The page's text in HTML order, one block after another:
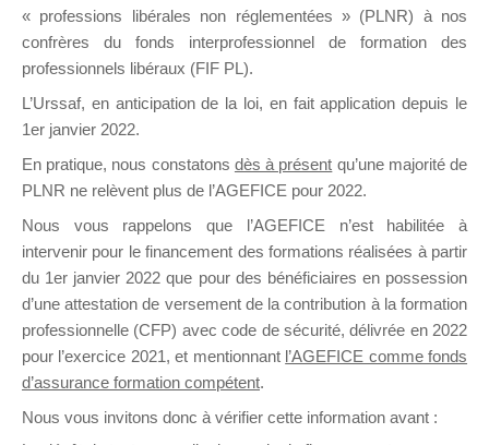
DE
Groupe Public
il y a 2 minutes
Ce groupe est destiné aux Organismes de
« professions libérales non réglementées » (PLNR) à nos
confrères du fonds interprofessionnel de formation des
professionnels libéraux (FIF PL).
L’Urssaf, en anticipation de la loi, en fait application depuis le
1er janvier 2022.
En pratique, nous constatons dès à présent qu’une majorité de
PLNR ne relèvent plus de l’AGEFICE pour 2022.
Nous vous rappelons que l’AGEFICE n’est habilitée à
intervenir pour le financement des formations réalisées à partir
du 1er janvier 2022 que pour des bénéficiaires en possession
d’une attestation de versement de la contribution à la formation
professionnelle (CFP) avec code de sécurité, délivrée en 2022
pour l’exercice 2021, et mentionnant l’AGEFICE comme fonds
d’assurance formation compétent.
Nous vous invitons donc à vérifier cette information avant :